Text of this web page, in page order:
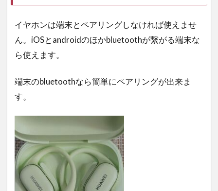
イヤホンは端末とペアリングしなければ使えませ
ん。iOSとandroidのほかbluetoothが繋がる端末な
ら使えます。
端末のbluetoothなら簡単にペアリングが出来ま
す。